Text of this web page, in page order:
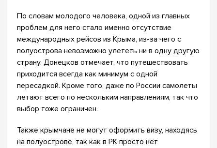
По словам молодого человека, одной из главных
проблем для него стало именно отсутствие
международных рейсов из Крыма, из-за чего с
полуострова невозможно улететь ни в одну другую
страну. Донецков отмечает, что путешествовать
приходится всегда как минимум с одной
пересадкой. Кроме того, даже по России самолеты
летают всего по нескольким направлениям, так что
выбор тоже ограничен.
Также крымчане не могут оформить визу, находясь
на полуострове, так как в РК просто нет